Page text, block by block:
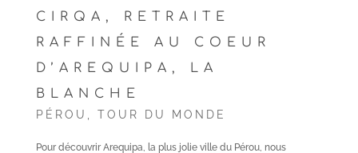
CIRQA, RETRAITE
RAFFINÉE AU COEUR
D’AREQUIPA, LA
BLANCHE
PÉROU TOUR DU MONDE
Pour découvrir Arequipa, la plus jolie ville du Pérou, nous